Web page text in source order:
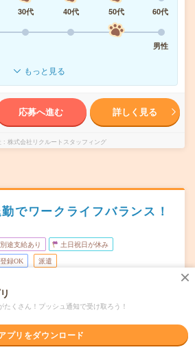
30代 40代 50代
60代
男性
もっと見る
応募へ進む 詳しく見る
株式会社リクルートスタッフィング
でワークライフバランス！
途支給あり 土日祝日が休み
録OK 派遣
歩1分／西鉄福岡駅から徒歩4分
が可能なお仕事です。
たくさん！プッシュ通知で受け取ろう！
プリをダウンロード